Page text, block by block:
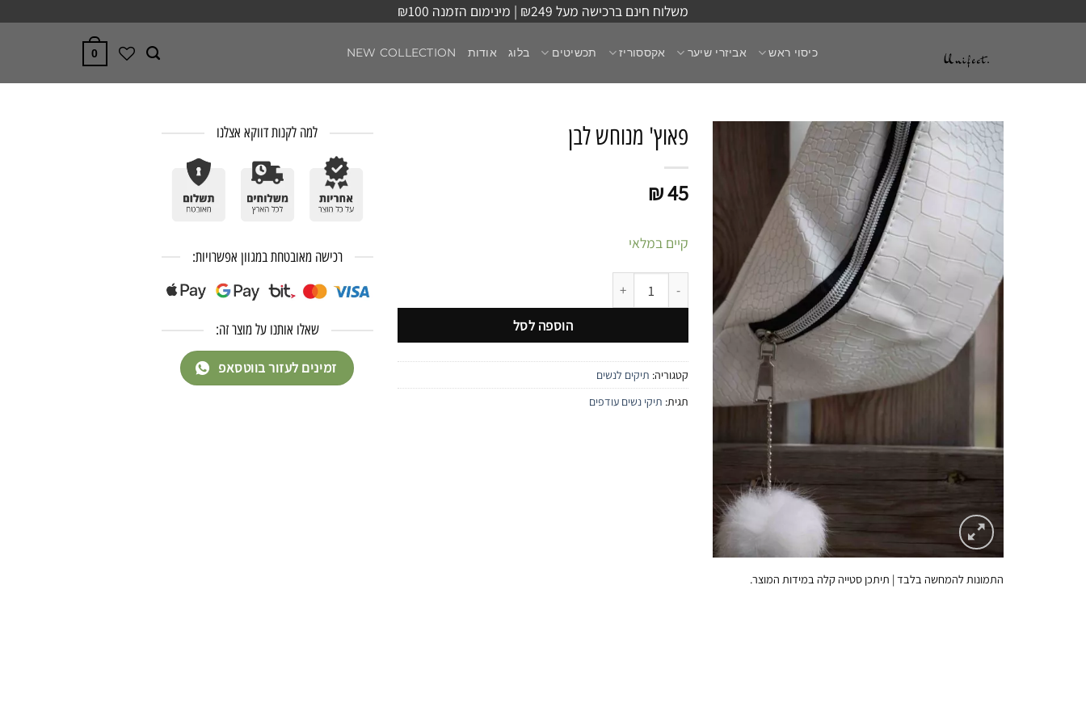
משלוח חינם ברכישה מעל ₪249 | מינימום הזמנה ₪100
כיסוי ראש אביזרי שיער אקססוריז תכשיטים בלוג אודות NEW COLLECTION
0
התמונות להמחשה בלבד | תיתכן סטייה קלה במידות המוצר.
פאוץ' מנוחש לבן
₪45
קיים במלאי
כמות של פאוץ' מנוחש לבן
הוספה לסל
קטגוריה: תיקים לנשים
תגית: תיקי נשים עודפים
למה לקנות דווקא אצלנו
רכישה מאובטחת במגוון אפשרויות:
שאלו אותנו על מוצר זה:
זמינים לעזור בווטסאפ